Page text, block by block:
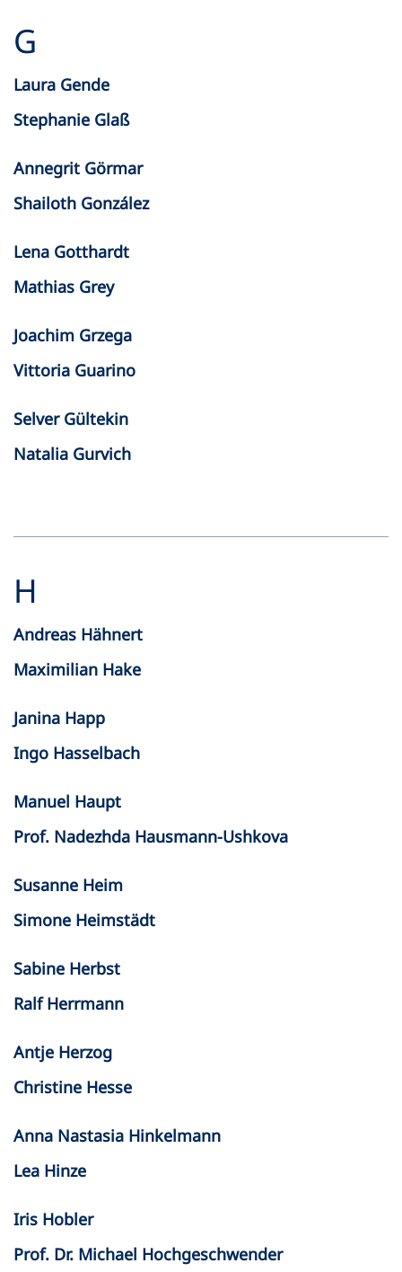
G
Laura Gende
Stephanie Glaß
Annegrit Görmar
Shailoth González
Lena Gotthardt
Mathias Grey
Joachim Grzega
Vittoria Guarino
Selver Gültekin
Natalia Gurvich
H
Andreas Hähnert
Maximilian Hake
Janina Happ
Ingo Hasselbach
Manuel Haupt
Prof. Nadezhda Hausmann-Ushkova
Susanne Heim
Simone Heimstädt
Sabine Herbst
Ralf Herrmann
Antje Herzog
Christine Hesse
Anna Nastasia Hinkelmann
Lea Hinze
Iris Hobler
Prof. Dr. Michael Hochgeschwender